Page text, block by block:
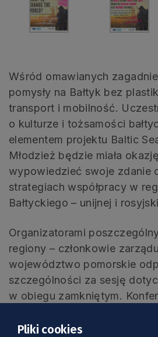
Wśród omawianych
pomysły na Bałtyk bez
transport i mobilność.
o kulturze i tożsamości
elementem projektu Baltic
Młodzież będzie miała
wypowiedzieć swoje zdanie
strategiach współpracy w
Bałtyckiego – unijnej i
Organizatorami
regiony – członkowie
województwo pomorskie
szczególności za sesję
w obiegu zamkniętym.
Rejestracja dostępna jest
Pliki cookies